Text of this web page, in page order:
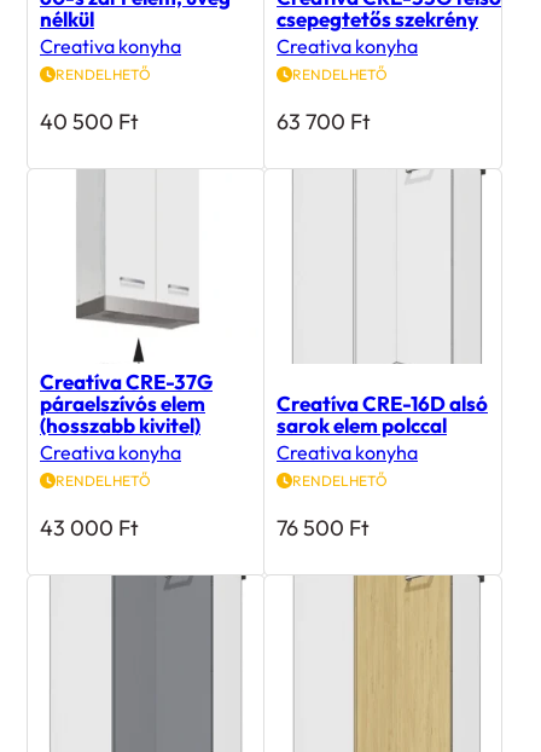
nélkül
Creativa konyha
RENDELHETŐ
40 500 Ft
csepegtetős szekrény
Creativa konyha
RENDELHETŐ
63 700 Ft
Creatíva CRE-37G
páraelszívós elem
(hosszabb kivitel)
Creativa konyha
RENDELHETŐ
43 000 Ft
Creatíva CRE-16D alsó
sarok elem polccal
Creativa konyha
RENDELHETŐ
76 500 Ft